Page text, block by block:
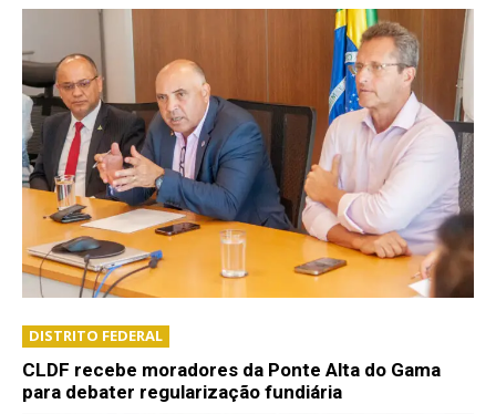
DISTRITO FEDERAL
CLDF recebe moradores da Ponte Alta do Gama
para debater regularização fundiária